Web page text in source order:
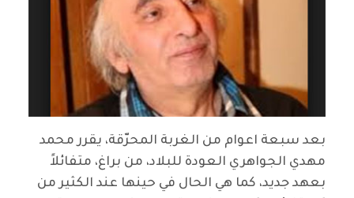
بعد سبعة اعوام من الغربة المحرّقة، يقرر محمد
مهدي الجواهري العودة للبلاد، من براغ، متفائلاً
بعهد جديد، كما هي الحال في حينها عند الكثير من